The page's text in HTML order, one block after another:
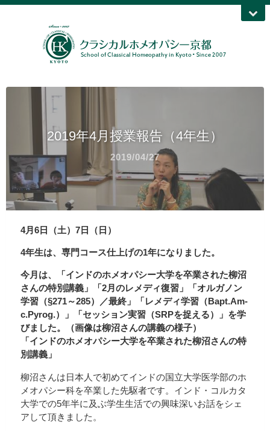
2019年4月授業報告（4年生）
2019/04/27
4月6日（土）7日（日）
4年生は、専門コース仕上げの1年になりました。
今月は、「インドのホメオパシー大学を卒業された柳沼
さんの特別講義」「2月のレメディ復習」「オルガノン
学習（§271～285）／最終」「レメディ学習（Bapt.Am-
c.Pyrog.）」「セッション実習（SRPを捉える）」を学
びました。（画像は柳沼さんの講義の様子）
「インドのホメオパシー大学を卒業された柳沼さんの特
別講義」
柳沼さんは日本人で初めてインドの国立大学医学部のホ
メオパシー科を卒業した先駆者です。インド・コルカタ
大学での5年半に及ぶ学生生活での興味深いお話をシェ
アして頂きました。